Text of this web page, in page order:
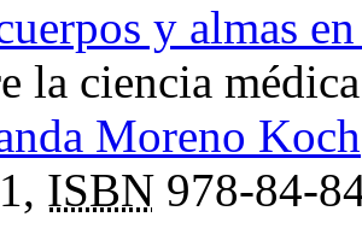
y almas
la ciencia
Moreno Koch
ISBN 978-84-